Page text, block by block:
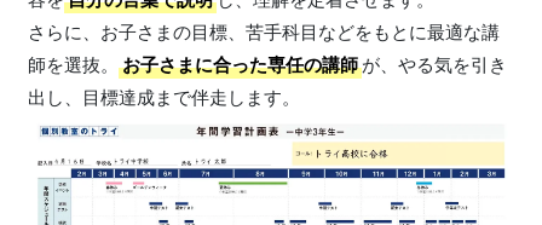
さらに、お子さまの目標、苦手科目などをもとに最適な講
師を選抜。
お子さまに合った専任の講師が、やる気を引き
出し、目標達成まで伴走します。